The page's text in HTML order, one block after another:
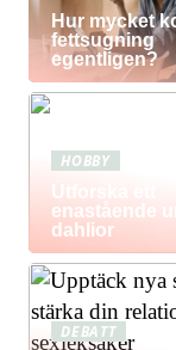
Hur mycket
fettsugning
egentligen?
HOBBY
Utforska ett
enastående
dahlior
DEBATT